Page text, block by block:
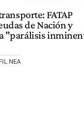
FATAP
de Nación y
"parálisis
NEA